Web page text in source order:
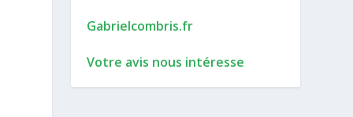
Gabrielcombris.fr
Votre avis nous intéresse